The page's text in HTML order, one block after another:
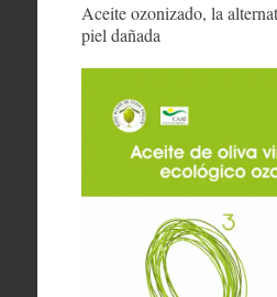
Aceite ozonizado, la
piel dañada